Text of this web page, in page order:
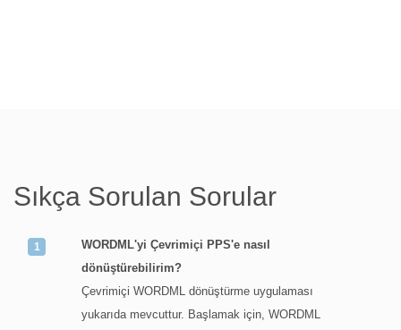
Sıkça Sorulan Sorular
WORDML'yi Çevrimiçi PPS'e nasıl
dönüştürebilirim?
Çevrimiçi WORDML dönüştürme uygulaması
yukarıda mevcuttur. Başlamak için, WORDML